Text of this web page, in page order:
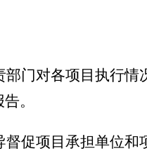
门对各项目执行情
。
促项目承担单位和